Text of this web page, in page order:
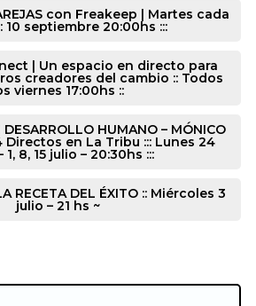
con Freakeep | Martes cada
10 septiembre 20:00hs :::
| Un espacio en directo para
creadores del cambio :: Todos
viernes 17:00hs ::
DESARROLLO HUMANO – MÓNICO
Directos en La Tribu ::: Lunes 24
1, 8, 15 julio – 20:30hs :::
RECETA DEL ÉXITO :: Miércoles 3
julio – 21 hs ~